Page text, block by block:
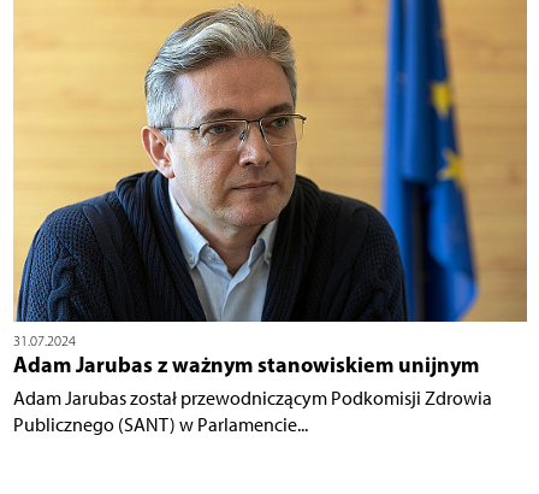
31.07.2024
Adam Jarubas z ważnym stanowiskiem unijnym
Adam Jarubas został przewodniczącym Podkomisji Zdrowia
Publicznego (SANT) w Parlamencie...